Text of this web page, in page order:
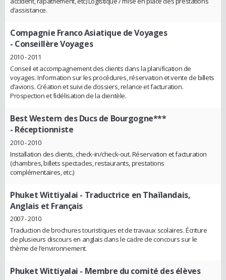
d’assistance.
Compagnie Franco Asiatique de Voyages
- Conseillère Voyages
2010 - 2011
Conseil et accompagnement des clients dans la planification de
voyages. Information sur les procédures, réservation et vente de billets
d’avions. Création et suivi de dossiers, relance et facturation.
Prospection et fidélisation de la clientèle.
Best Western des Ducs de Bourgogne***
- Réceptionniste
2010 - 2010
Installation des clients, check-in/check-out. Réservation et facturation
(chambres, billets spectacles, restaurants, prestations
complémentaires, etc.)
Phuket Wittiyalai - Traductrice en Thaïlandais,
Anglais et Français
2007 - 2010
Traduction de brochures touristiques et de travaux scolaires. Écriture
de plusieurs discours en anglais dans le cadre de concours sur le
thème de l’environnement.
Phuket Wittiyalai - Membre du comité des élèves